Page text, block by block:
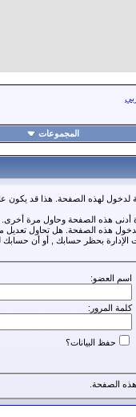
المجموعات
لهذه الصفحة. هذا قد يكون
أدنى هذه الصفحة وحاول مرة أخرى.
لدخول هذه الصفحة. هل تحاول
الإدارة بحظر حسابك , أو أن حسابك
اسم العضو:
كلمة المرور:
حفظ البيانات؟
الصفحة.